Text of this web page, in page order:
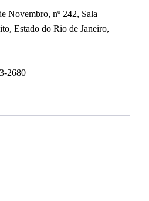
Novembro, nº 242, Sala
Estado do Rio de Janeiro,
2680